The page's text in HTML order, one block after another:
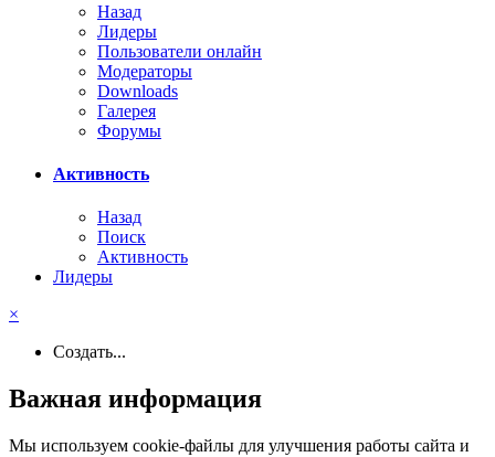
Назад
Лидеры
Пользователи онлайн
Модераторы
Downloads
Галерея
Форумы
Активность
Назад
Поиск
Активность
Лидеры
×
Создать...
Важная информация
Мы используем cookie-файлы для улучшения работы сайта и